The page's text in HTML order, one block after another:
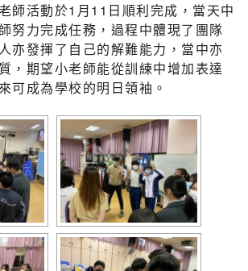
師活動於1月11日順利完成，當天中
努力完成任務，過程中體現了團隊
亦發揮了自己的解難能力，當中亦
，期望小老師能從訓練中增加表達
可成為學校的明日領袖。